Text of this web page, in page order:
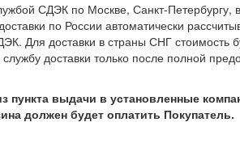
СДЭК по Москве, Санкт-Петербургу,
по России автоматически
Для доставки в страны СНГ стоимость
доставки только после полной
пункта выдачи в установленные
должен будет оплатить Покупатель.